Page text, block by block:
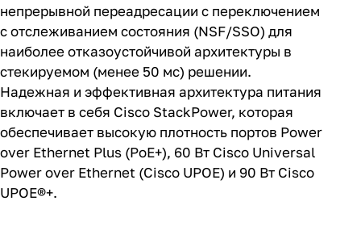
непрерывной переадресации с переключением
с отслеживанием состояния (NSF/SSO) для
наиболее отказоустойчивой архитектуры в
стекируемом (менее 50 мс) решении.
Надежная и эффективная архитектура питания
включает в себя Cisco StackPower, которая
обеспечивает высокую плотность портов Power
over Ethernet Plus (PoE+), 60 Вт Cisco Universal
Power over Ethernet (Cisco UPOE) и 90 Вт Cisco
UPOE®+.